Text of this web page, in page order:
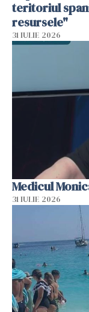
teritoriul
resursele"
31 IULIE 2026
Medicul
31 IULIE 2026